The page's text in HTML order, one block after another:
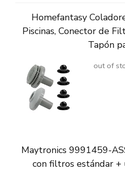
Homefantasy
Piscinas, Conector de
Tapón
out of
Maytronics 9991459-
con filtros estándar